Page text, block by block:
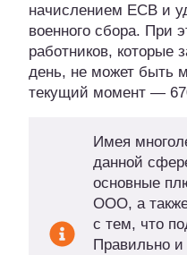
начислением ЕСВ и
военного сбора. При
работников, которые
день, не может быть
текущий момент —
Имея
данной
основные
ООО, а также
с тем, что
Правильно и